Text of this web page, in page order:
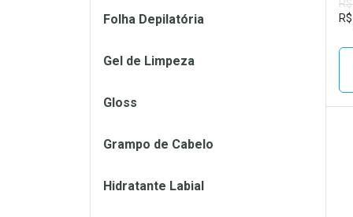
R$
Folha Depilatória
Gel de Limpeza
Gloss
Grampo de Cabelo
Hidratante Labial